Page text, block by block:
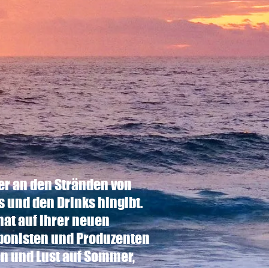
an den Stränden von
und den Drinks hingibt.
auf ihrer neuen
und Produzenten
und Lust auf Sommer,